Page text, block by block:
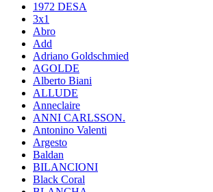
1972 DESA
3x1
Abro
Add
Adriano Goldschmied
AGOLDE
Alberto Biani
ALLUDE
Anneclaire
ANNI CARLSSON.
Antonino Valenti
Argesto
Baldan
BILANCIONI
Black Coral